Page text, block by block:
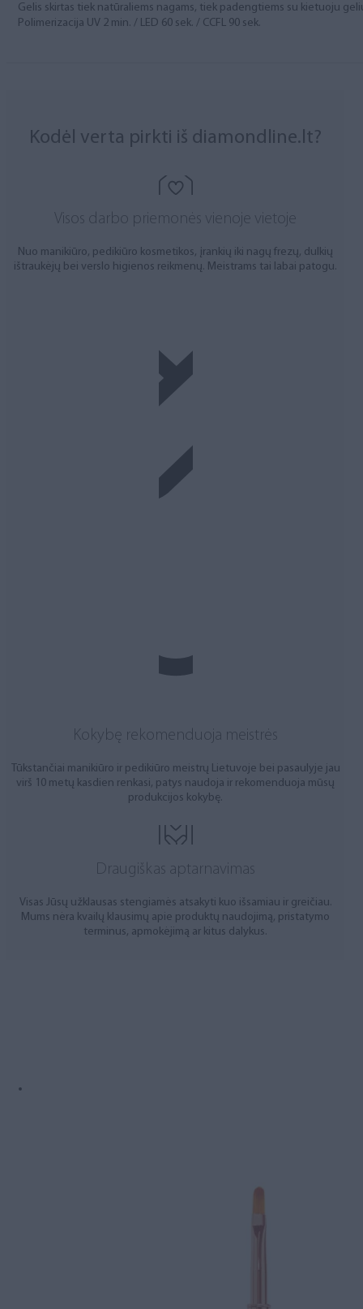
Gelis skirtas tiek natūraliems nagams, tiek padengtiems su kietuoju
Polimerizacija UV 2 min. / LED 60 sek. / CCFL 90 sek.
Kodėl verta pirkti iš diamondline.lt?
Visos darbo priemonės vienoje vietoje
Nuo manikiūro, pedikiūro kosmetikos, įrankių iki nagų frezų, dulkių
ištraukėjų bei verslo higienos reikmenų. Meistrams tai labai patogu.
Kokybę rekomenduoja meistrės
Tūkstančiai manikiūro ir pedikiūro meistrų Lietuvoje bei pasaulyje jau
virš 10 metų kasdien renkasi, patys naudoja ir rekomenduoja mūsų
produkcijos kokybę.
Draugiškas aptarnavimas
Visas Jūsų užklausas stengiamės atsakyti kuo išsamiau ir greičiau.
Mums nėra kvailų klausimų apie produktų naudojimą, pristatymo
terminus, apmokėjimą ar kitus dalykus.